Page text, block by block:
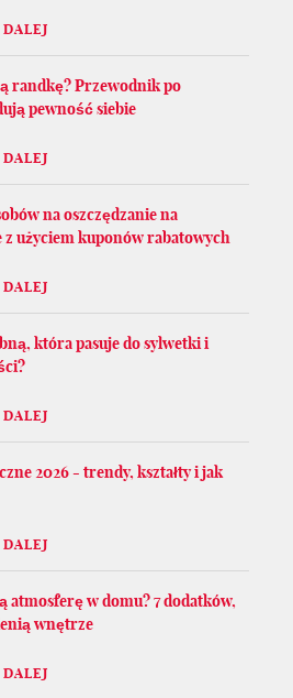
DALEJ
randkę? Przewodnik po
pewność siebie
DALEJ
na oszczędzanie na
z użyciem kuponów rabatowych
DALEJ
która pasuje do sylwetki i
DALEJ
2026 - trendy, kształty i jak
DALEJ
atmosferę w domu? 7 dodatków,
wnętrze
DALEJ